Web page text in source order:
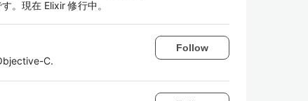
。現在 Elixir 修行中。
C.
Follow